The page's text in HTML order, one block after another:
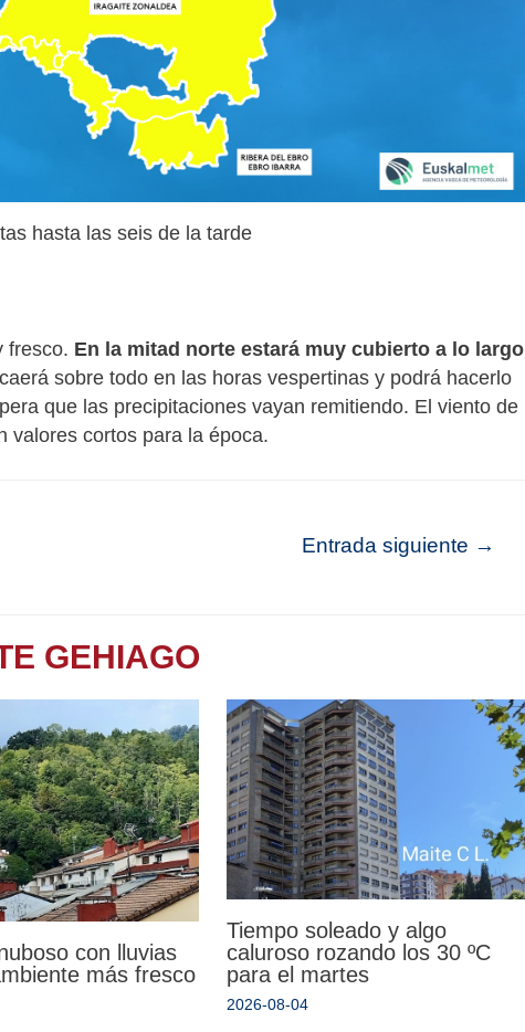
hasta las seis de la tarde
fresco. En la mitad norte estará muy cubierto a lo largo
sobre todo en las horas vespertinas y podrá hacerlo
que las precipitaciones vayan remitiendo. El viento de
valores cortos para la época.
Entrada siguiente →
GEHIAGO
con lluvias
más fresco
Tiempo soleado y algo
caluroso rozando los 30 ºC
para el martes
2026-08-04